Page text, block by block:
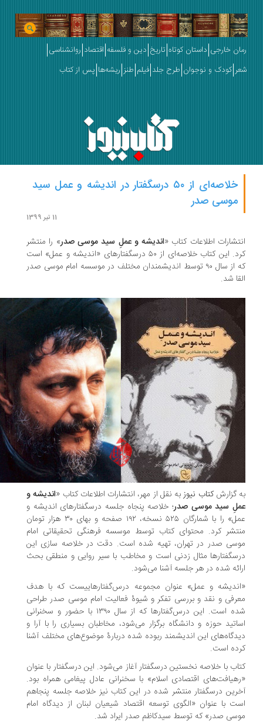
خارجی داستان کوتاه تاریخ دین و فلسفه اقتصاد روانشناسی
کودک و نوجوان طرح جلد فیلم طنز ریشه‌ها پس از کتاب
خلاصه‌ای از ۵۰ درسگفتار در اندیشه و عمل سید
موسی صدر
اطلاعات کتاب «اندیشه و عملِ سید موسی صدر» را منتشر
کرد. این کتاب خلاصه‌ای از ۵۰ درسگفتارهای «اندیشه و عمل» است
که از سال ۹۰ توسط اندیشمندان مختلف در موسسه امام موسی صدر
شد.
گزارشکتاب نیوزبه نقل از مهر، انتشارات اطلاعات کتاب «اندیشه و
سید موسی صدر؛ خلاصه پنجاه جلسه درسگفتارهای اندیشه و
عمل» را با شمارگان ۵۲۵ نسخه، ۱۹۲ صفحه و بهای ۳۰ هزار تومان
کرد. محتوای کتاب توسط موسسه فرهنگی تحقیقاتی امام
صدر در تهران، تهیه شده است. دقت در خلاصه سازی این
مثال زدنی است و مخاطب با سیر روایی و منطقی بحث
شده در هر جلسه آشنا می‌شود.
و عمل» عنوان مجموعه درس‌گفتارهاییست که با هدف
و نقد و بررسی تفکر و شیوهٔ فعالیت امام موسی صدر طراحی
شده است. این درس‌گفتارها که از سال ۱۳۹۰ با حضور و سخنرانی
حوزه و دانشگاه برگزار می‌شود، مخاطبان بسیاری را با آرا و
این اندیشمند ربوده شده دربارهٔ موضوع‌های مختلف آشنا
است.
با خلاصه نخستین درسگفتار آغاز می‌شود. این درسگفتار با عنوان
اقتصادی اسلام» با سخنرانی عادل پیغامی همراه بود.
درسگفتار منتشر شده در این کتاب نیز خلاصه جلسه پنجاهم
با عنوان «الگوی توسعه اقتصاد شیعیان لبنان از دیدگاه امام
صدر» که توسط سیدکاظم صدر ایراد شد.